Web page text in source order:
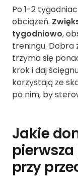
Po 1-2
obciążeń.
tygodniowo,
treningu. Dobra
trzyma się
krok i daj
korzystają ze
po nim, by
Jakie
przy